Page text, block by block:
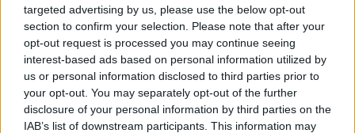
targeted advertising by us, please use the below opt-out
section to confirm your selection. Please note that after your
opt-out request is processed you may continue seeing
interest-based ads based on personal information utilized by
us or personal information disclosed to third parties prior to
your opt-out. You may separately opt-out of the further
disclosure of your personal information by third parties on the
IAB’s list of downstream participants. This information may